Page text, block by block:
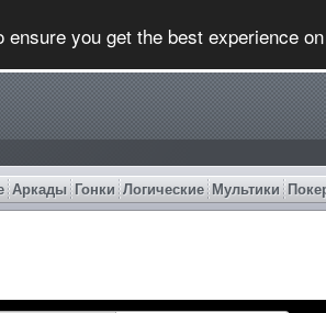
you get the best experience
Аркады Гонки Логические Мультики